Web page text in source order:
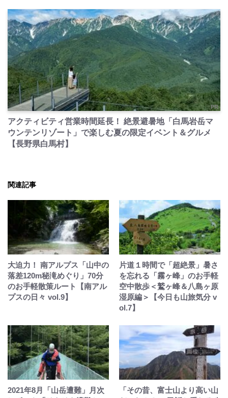
PR
アクティビティ営業時間延長！ 絶景避暑地「白馬岩岳マ
ウンテンリゾート」で楽しむ夏の限定イベント＆グルメ
【長野県白馬村】
関連記事
大迫力！ 南アルプス「山中の
落差120m秘滝めぐり」70分
のお手軽散策ルート【南アル
プスの日々 vol.9】
片道１時間で「超絶景」暑さ
を忘れる「霧ヶ峰」のお手軽
空中散歩＜鷲ヶ峰＆八島ヶ原
湿原編＞【今日も山旅気分 v
ol.7】
2021年8月「山岳遭難」月次
「その昔、富士山より高い山